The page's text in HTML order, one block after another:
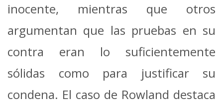
inocente, mientras que otros
argumentan que las pruebas en su
contra eran lo suficientemente
sólidas como para justificar su
condena. El caso de Rowland destaca